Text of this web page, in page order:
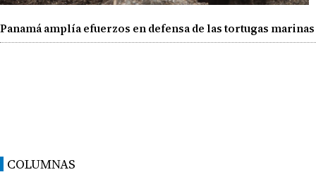
Panamá amplía efuerzos en defensa de las tortugas marinas
COLUMNAS